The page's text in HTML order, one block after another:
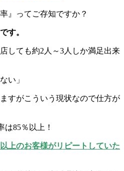
』ってご存知ですか？
す。
しても約2人～3人しか満足出来
い」
すがこういう現状なので仕方が
は85％以上！
上のお客様がリピートしていた